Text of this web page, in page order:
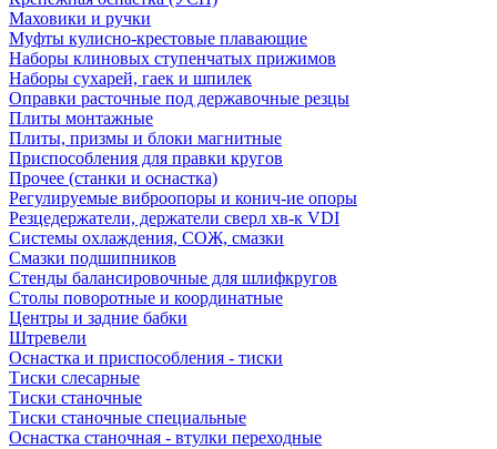
Маховики и ручки
Муфты кулисно-крестовые плавающие
Наборы клиновых ступенчатых прижимов
Наборы сухарей, гаек и шпилек
Оправки расточные под державочные резцы
Плиты монтажные
Плиты, призмы и блоки магнитные
Приспособления для правки кругов
Прочее (станки и оснастка)
Регулируемые виброопоры и конич-ие опоры
Резцедержатели, держатели сверл хв-к VDI
Системы охлаждения, СОЖ, смазки
Смазки подшипников
Стенды балансировочные для шлифкругов
Столы поворотные и координатные
Центры и задние бабки
Штревели
Оснастка и приспособления - тиски
Тиски слесарные
Тиски станочные
Тиски станочные специальные
Оснастка станочная - втулки переходные